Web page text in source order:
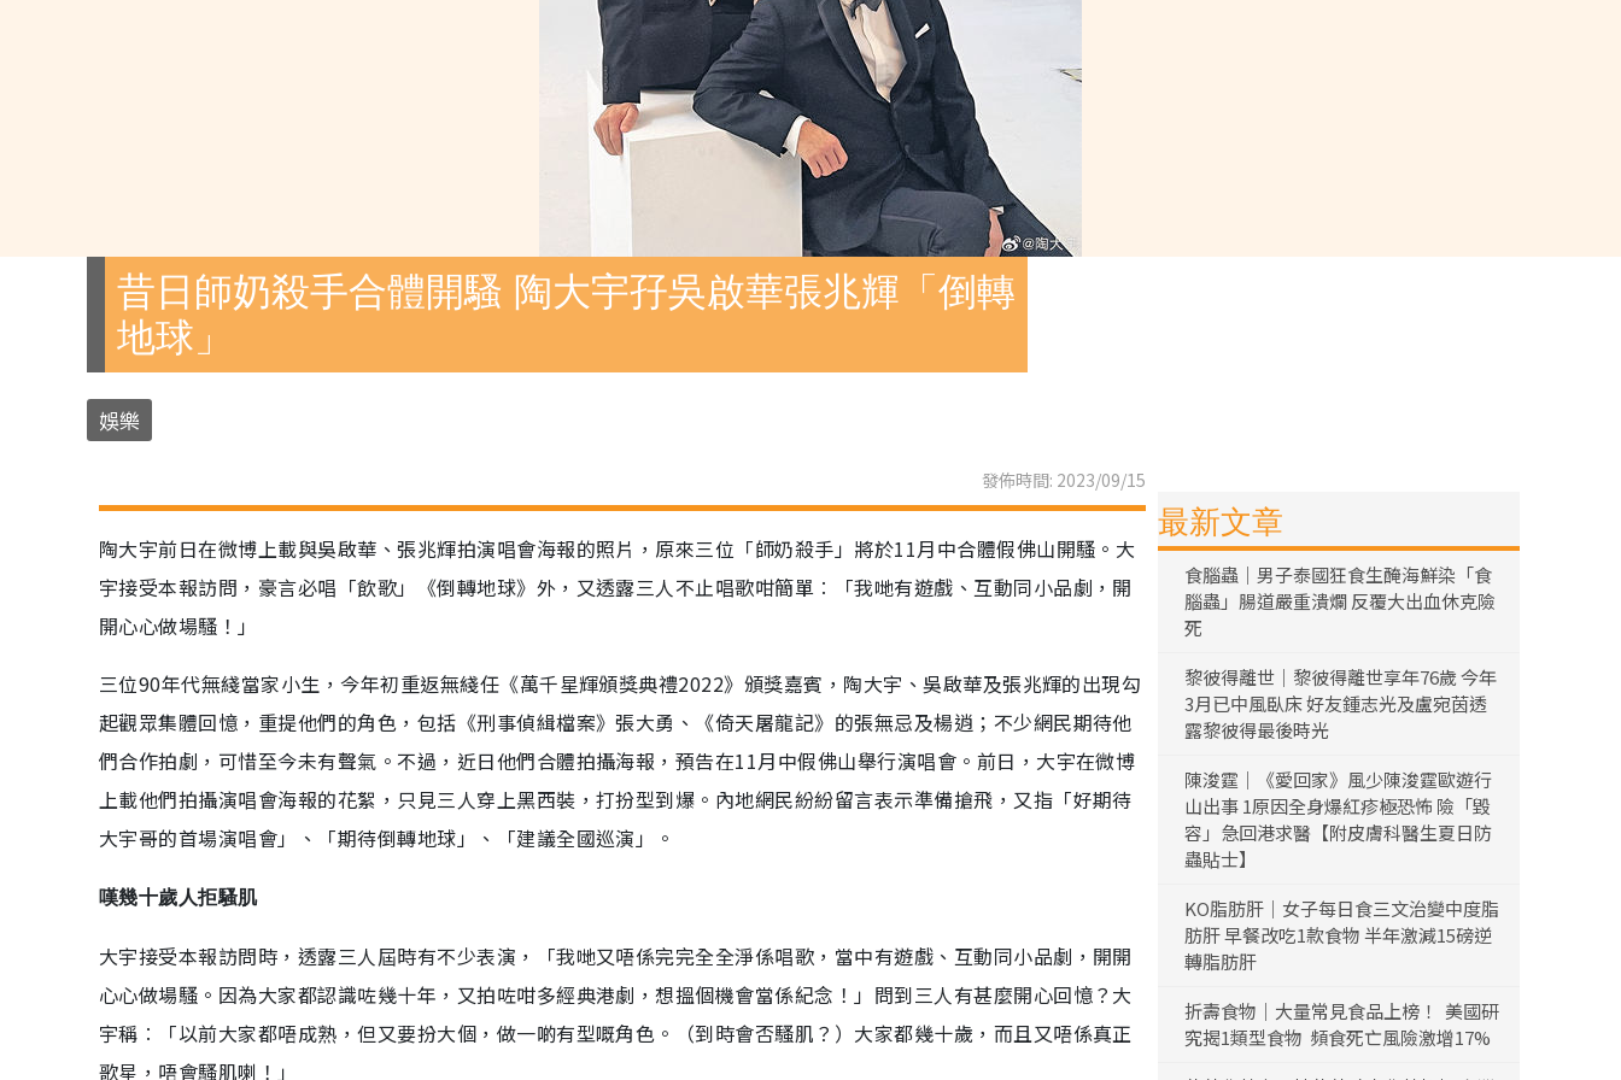
昔日師奶殺手合體開騷 陶大宇孖吳啟華張兆輝「倒轉
地球」
娛樂
發佈時間: 2023/09/15
陶大宇前日在微博上載與吳啟華、張兆輝拍演唱會海報的照片，原來三位「師奶殺手」將於11月中合體假佛山開騷。大
宇接受本報訪問，豪言必唱「飲歌」《倒轉地球》外，又透露三人不止唱歌咁簡單︰「我哋有遊戲、互動同小品劇，開
開心心做場騷！」
三位90年代無綫當家小生，今年初重返無綫任《萬千星輝頒獎典禮2022》頒獎嘉賓，陶大宇、吳啟華及張兆輝的出現勾
起觀眾集體回憶，重提他們的角色，包括《刑事偵緝檔案》張大勇、《倚天屠龍記》的張無忌及楊逍；不少網民期待他
們合作拍劇，可惜至今未有聲氣。不過，近日他們合體拍攝海報，預告在11月中假佛山舉行演唱會。前日，大宇在微博
上載他們拍攝演唱會海報的花絮，只見三人穿上黑西裝，打扮型到爆。內地網民紛紛留言表示準備搶飛，又指「好期待
大宇哥的首場演唱會」、「期待倒轉地球」、「建議全國巡演」。
嘆幾十歲人拒騷肌
大宇接受本報訪問時，透露三人屆時有不少表演，「我哋又唔係完完全全淨係唱歌，當中有遊戲、互動同小品劇，開開
心心做場騷。因為大家都認識咗幾十年，又拍咗咁多經典港劇，想搵個機會當係紀念！」問到三人有甚麼開心回憶？大
宇稱︰「以前大家都唔成熟，但又要扮大個，做一啲有型嘅角色。（到時會否騷肌？）大家都幾十歲，而且又唔係真正
歌星，唔會騷肌喇！」
最新文章
食腦蟲｜男子泰國狂食生醃海鮮染「食
腦蟲」腸道嚴重潰爛 反覆大出血休克險
死
黎彼得離世｜黎彼得離世享年76歲 今年
3月已中風臥床 好友鍾志光及盧宛茵透
露黎彼得最後時光
陳浚霆｜《愛回家》風少陳浚霆歐遊行
山出事 1原因全身爆紅疹極恐怖 險「毀
容」急回港求醫【附皮膚科醫生夏日防
蟲貼士】
KO脂肪肝｜女子每日食三文治變中度脂
肪肝 早餐改吃1款食物 半年激減15磅逆
轉脂肪肝
折壽食物｜大量常見食品上榜！ 美國研
究揭1類型食物 頻食死亡風險激增17%